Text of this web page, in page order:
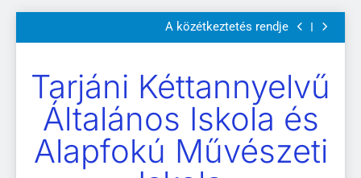
a
Szülői értekezletek 2026. május 04-14.
A közétkeztetés rendje
Kötelező és ajánlott olvasmányok
Szülői értekezletek 2026. május 04-14.
A közétkeztetés rendje
Kötelező és ajánlott olvasmányok
A Mi Világunk!
Tarjáni Kéttannyelvű
Általános Iskola és
Alapfokú Művészeti